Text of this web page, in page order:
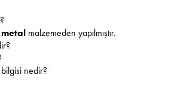
metal malzemeden yapılmıştır.
nedir?